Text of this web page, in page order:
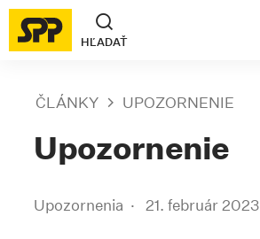
HĽADAŤ
ČLÁNKY UPOZORNENIE
Upozornenie
Upozornenia 21. február 2023